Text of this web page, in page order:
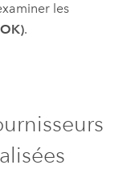
les
.